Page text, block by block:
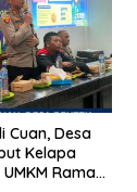
Cuan, Desa
Kelapa
Ramah